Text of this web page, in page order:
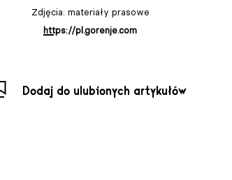
Zdjęcia: materiały prasowe
https://pl.gorenje.com
Dodaj do ulubionych artykułów